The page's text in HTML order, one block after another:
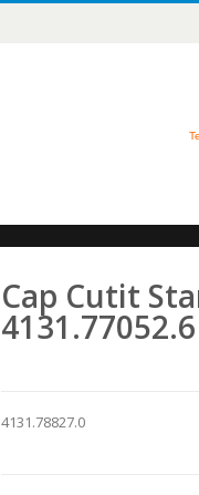
Cap Cutit
4131.77052.6
4131.78827.0